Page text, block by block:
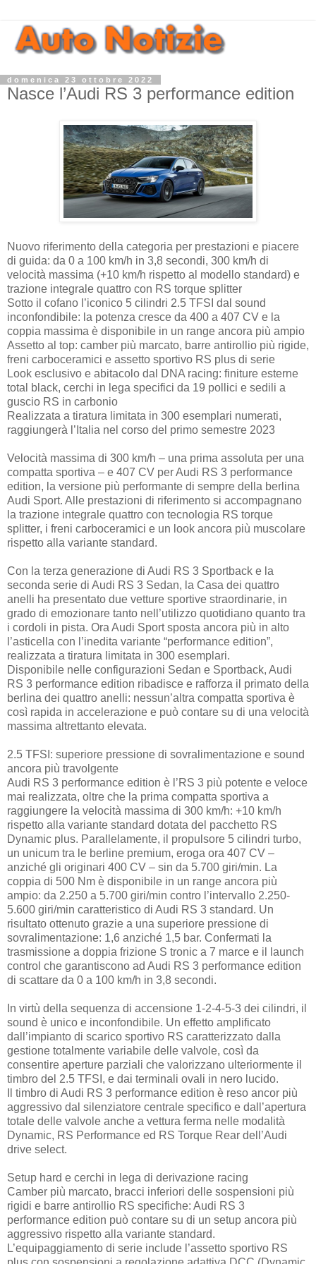
domenica 23 ottobre 2022
Nasce l’Audi RS 3 performance edition
Nuovo riferimento della categoria per prestazioni e piacere
di guida: da 0 a 100 km/h in 3,8 secondi, 300 km/h di
velocità massima (+10 km/h rispetto al modello standard) e
trazione integrale quattro con RS torque splitter
Sotto il cofano l’iconico 5 cilindri 2.5 TFSI dal sound
inconfondibile: la potenza cresce da 400 a 407 CV e la
coppia massima è disponibile in un range ancora più ampio
Assetto al top: camber più marcato, barre antirollio più rigide,
freni carboceramici e assetto sportivo RS plus di serie
Look esclusivo e abitacolo dal DNA racing: finiture esterne
total black, cerchi in lega specifici da 19 pollici e sedili a
guscio RS in carbonio
Realizzata a tiratura limitata in 300 esemplari numerati,
raggiungerà l’Italia nel corso del primo semestre 2023
Velocità massima di 300 km/h – una prima assoluta per una
compatta sportiva – e 407 CV per Audi RS 3 performance
edition, la versione più performante di sempre della berlina
Audi Sport. Alle prestazioni di riferimento si accompagnano
la trazione integrale quattro con tecnologia RS torque
splitter, i freni carboceramici e un look ancora più muscolare
rispetto alla variante standard.
Con la terza generazione di Audi RS 3 Sportback e la
seconda serie di Audi RS 3 Sedan, la Casa dei quattro
anelli ha presentato due vetture sportive straordinarie, in
grado di emozionare tanto nell’utilizzo quotidiano quanto tra
i cordoli in pista. Ora Audi Sport sposta ancora più in alto
l’asticella con l’inedita variante “performance edition”,
realizzata a tiratura limitata in 300 esemplari.
Disponibile nelle configurazioni Sedan e Sportback, Audi
RS 3 performance edition ribadisce e rafforza il primato della
berlina dei quattro anelli: nessun’altra compatta sportiva è
così rapida in accelerazione e può contare su di una velocità
massima altrettanto elevata.
2.5 TFSI: superiore pressione di sovralimentazione e sound
ancora più travolgente
Audi RS 3 performance edition è l’RS 3 più potente e veloce
mai realizzata, oltre che la prima compatta sportiva a
raggiungere la velocità massima di 300 km/h: +10 km/h
rispetto alla variante standard dotata del pacchetto RS
Dynamic plus. Parallelamente, il propulsore 5 cilindri turbo,
un unicum tra le berline premium, eroga ora 407 CV –
anziché gli originari 400 CV – sin da 5.700 giri/min. La
coppia di 500 Nm è disponibile in un range ancora più
ampio: da 2.250 a 5.700 giri/min contro l’intervallo 2.250-
5.600 giri/min caratteristico di Audi RS 3 standard. Un
risultato ottenuto grazie a una superiore pressione di
sovralimentazione: 1,6 anziché 1,5 bar. Confermati la
trasmissione a doppia frizione S tronic a 7 marce e il launch
control che garantiscono ad Audi RS 3 performance edition
di scattare da 0 a 100 km/h in 3,8 secondi.
In virtù della sequenza di accensione 1-2-4-5-3 dei cilindri, il
sound è unico e inconfondibile. Un effetto amplificato
dall’impianto di scarico sportivo RS caratterizzato dalla
gestione totalmente variabile delle valvole, così da
consentire aperture parziali che valorizzano ulteriormente il
timbro del 2.5 TFSI, e dai terminali ovali in nero lucido.
Il timbro di Audi RS 3 performance edition è reso ancor più
aggressivo dal silenziatore centrale specifico e dall’apertura
totale delle valvole anche a vettura ferma nelle modalità
Dynamic, RS Performance ed RS Torque Rear dell’Audi
drive select.
Setup hard e cerchi in lega di derivazione racing
Camber più marcato, bracci inferiori delle sospensioni più
rigidi e barre antirollio RS specifiche: Audi RS 3
performance edition può contare su di un setup ancora più
aggressivo rispetto alla variante standard.
L’equipaggiamento di serie include l’assetto sportivo RS